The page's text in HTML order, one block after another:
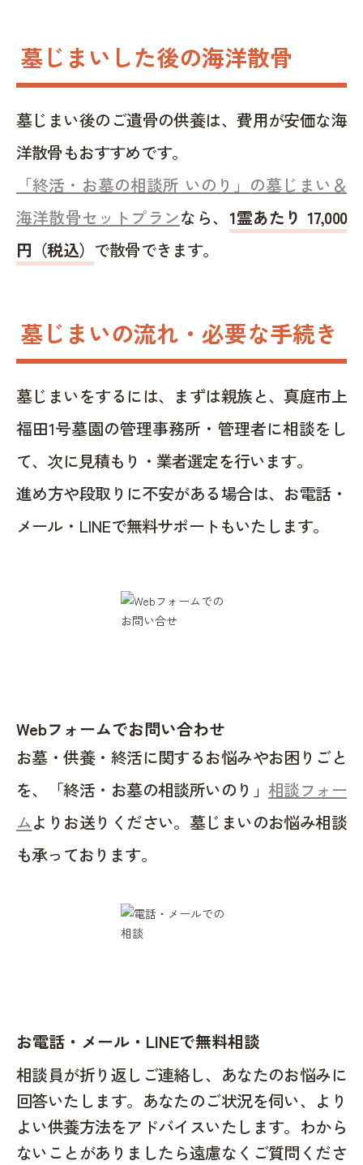
墓じまいした後の海洋散骨
墓じまい後のご遺骨の供養は、費用が安価な海
洋散骨もおすすめです。
「終活・お墓の相談所 いのり」の墓じまい＆
海洋散骨セットプランなら、 1霊あたり 17,000
円（税込） で散骨できます。
墓じまいの流れ・必要な手続き
墓じまいをするには、まずは親族と、真庭市上
福田1号墓園の管理事務所・管理者に相談をし
て、次に見積もり・業者選定を行います。
進め方や段取りに不安がある場合は、お電話・
メール・LINEで無料サポートもいたします。
Webフォームでお問い合わせ
お墓・供養・終活に関するお悩みやお困りごと
を、「終活・お墓の相談所いのり」相談フォー
ムよりお送りください。墓じまいのお悩み相談
も承っております。
お電話・メール・LINEで無料相談
相談員が折り返しご連絡し、あなたのお悩みに
回答いたします。あなたのご状況を伺い、より
よい供養方法をアドバイスいたします。わから
ないことがありましたら遠慮なくご質問くださ